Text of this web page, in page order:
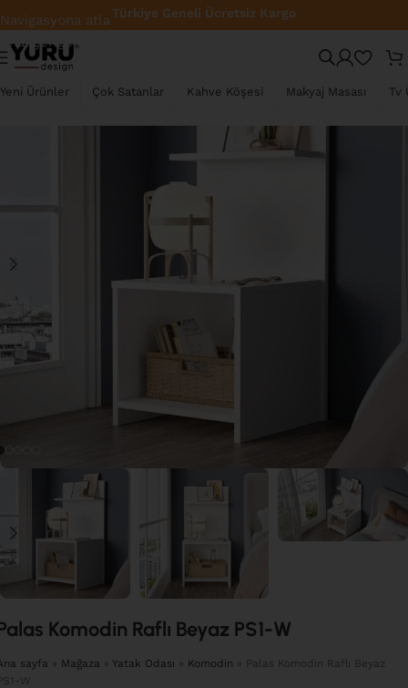
Navigasyona atla
Ana içeriğe atla
Türkiye Geneli Ücretsiz Kargo
Yeni Ürünler Çok Satanlar Kahve Köşesi Makyaj Masası Tv
Komodin Raflı Beyaz PS1-W
sayfa » Mağaza » Yatak Odası » Komodin »
Palas Komodin Raflı Beyaz
W